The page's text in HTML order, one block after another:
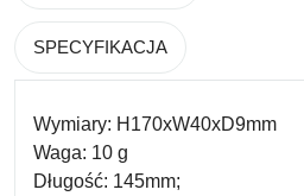
SPECYFIKACJA
Wymiary: H170xW40xD9mm
Waga: 10 g
Długość: 145mm;